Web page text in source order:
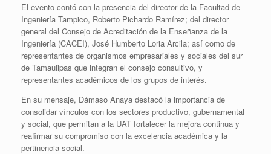
El evento contó con la presencia del director de la Facultad de
Ingeniería Tampico, Roberto Pichardo Ramírez; del director
general del Consejo de Acreditación de la Enseñanza de la
Ingeniería (CACEI), José Humberto Loria Arcila; así como de
representantes de organismos empresariales y sociales del sur
de Tamaulipas que integran el consejo consultivo, y
representantes académicos de los grupos de interés.
En su mensaje, Dámaso Anaya destacó la importancia de
consolidar vínculos con los sectores productivo, gubernamental
y social, que permitan a la UAT fortalecer la mejora continua y
reafirmar su compromiso con la excelencia académica y la
pertinencia social.